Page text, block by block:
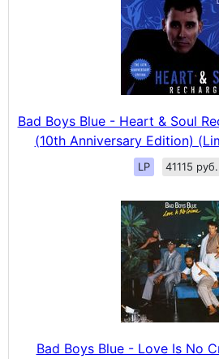
Bad Boys Blue - Heart & Soul
(10th Anniversary Edition)
LP 41115 руб.
Bad Boys Blue - Love Is No